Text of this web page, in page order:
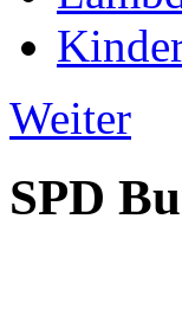
Weiter
SPD